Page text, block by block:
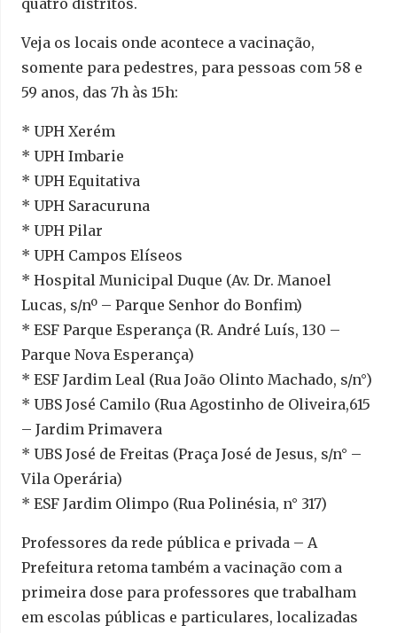
quatro distritos.
Veja os locais onde acontece a vacinação,
somente para pedestres, para pessoas com 58 e
59 anos, das 7h às 15h:
* UPH Xerém
* UPH Imbarie
* UPH Equitativa
* UPH Saracuruna
* UPH Pilar
* UPH Campos Elíseos
* Hospital Municipal Duque (Av. Dr. Manoel
Lucas, s/nº – Parque Senhor do Bonfim)
* ESF Parque Esperança (R. André Luís, 130 –
Parque Nova Esperança)
* ESF Jardim Leal (Rua João Olinto Machado, s/n°)
* UBS José Camilo (Rua Agostinho de Oliveira,615
– Jardim Primavera
* UBS José de Freitas (Praça José de Jesus, s/n° –
Vila Operária)
* ESF Jardim Olimpo (Rua Polinésia, n° 317)
Professores da rede pública e privada – A
Prefeitura retoma também a vacinação com a
primeira dose para professores que trabalham
em escolas públicas e particulares, localizadas